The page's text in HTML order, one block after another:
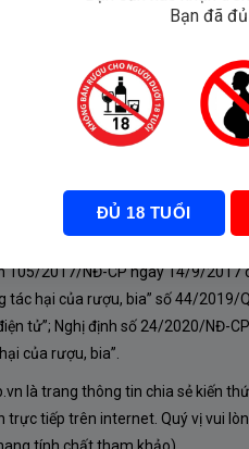
CHÍNH SÁCH
105/2017/NĐ-CP ngày 14/9/2017
tác hại của rượu, bia” số 44/
tử”; Nghị định số 24/2020/NĐ-
của rượu, bia”.
là trang thông tin chia sẻ kiến
trực tiếp trên internet. Quý vị vui
Bạn đã
ĐỦ 18 TUỔI